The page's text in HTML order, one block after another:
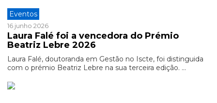
Eventos
16 junho 2026
Laura Falé foi a vencedora do Prémio
Beatriz Lebre 2026
Laura Falé, doutoranda em Gestão no Iscte, foi distinguida
com o prémio Beatriz Lebre na sua terceira edição. ...